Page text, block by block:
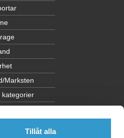
Tillåt alla
Marksten
kategorier